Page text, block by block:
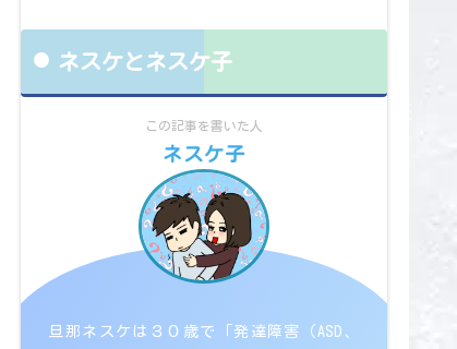
ネスケとネスケ子
この記事を書いた人
ネスケ子
旦那ネスケは３０歳で「発達障害（ASD、